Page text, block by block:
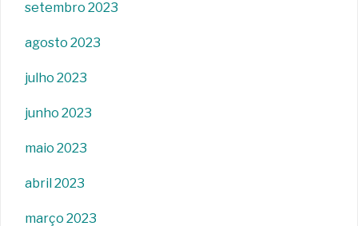
setembro 2023
agosto 2023
julho 2023
junho 2023
maio 2023
abril 2023
março 2023